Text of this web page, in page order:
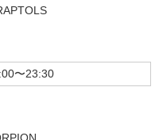
〜23:30